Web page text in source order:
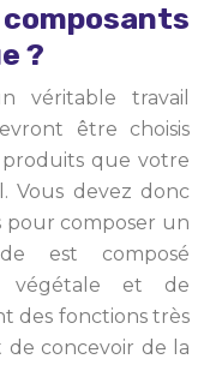
?
véritable travail
être choisis
produits que votre
Vous devez donc
pour composer un
est composé
végétale et de
des fonctions très
concevoir de la